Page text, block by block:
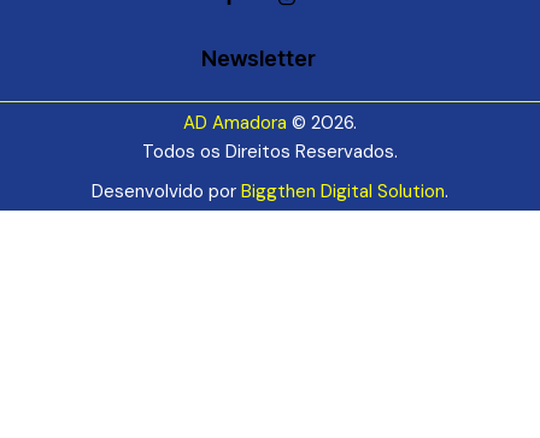
Newsletter
AD Amadora © 2026.
Todos os Direitos Reservados.
Desenvolvido por Biggthen Digital Solution.